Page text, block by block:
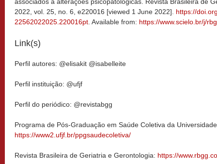
2022, vol. 25, no. 6, e220016 [viewed 1 June 2022]. https://
22562022025.220016pt . Available from: https://www.scielo.br/j/
Link(s)
Perfil autores: @elisakit @isabelleite
Perfil instituição: @ufjf
Perfil do periódico: @revistabgg
Programa de Pós-Graduação em Saúde Coletiva da
https://www2.ufjf.br/ppgsaudecoletiva/
Revista Brasileira de Geriatria e Gerontologia: https://